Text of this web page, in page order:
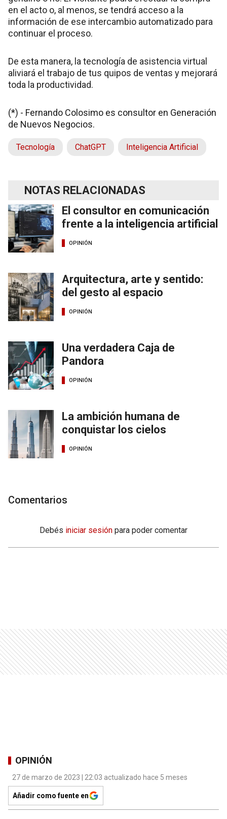
en el acto o, al menos, se tendrá acceso a la
información de ese intercambio automatizado para
continuar el proceso.
De esta manera, la tecnología de asistencia virtual
aliviará el trabajo de tus quipos de ventas y mejorará
toda la productividad.
(*) - Fernando Colosimo es consultor en Generación
de Nuevos Negocios.
Tecnología ChatGPT Inteligencia Artificial
NOTAS RELACIONADAS
El consultor en comunicación
frente a la inteligencia artificial
OPINIÓN
Arquitectura, arte y sentido:
del gesto al espacio
OPINIÓN
Una verdadera Caja de
Pandora
OPINIÓN
La ambición humana de
conquistar los cielos
OPINIÓN
Comentarios
Debés iniciar sesión para poder comentar
OPINIÓN
27 de marzo de 2023 | 22:03 actualizado hace 5 meses
Añadir como fuente en